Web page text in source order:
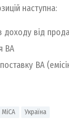
наступна:
з доходу від
ВА
ВА
MiCA Україна